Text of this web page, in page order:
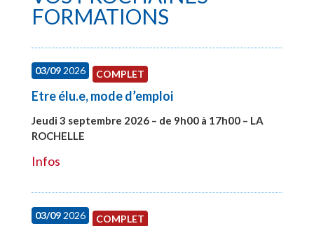
FORMATIONS
03/092026 COMPLET
Etre élu.e, mode d’emploi
Jeudi 3 septembre 2026 – de 9h00 à 17h00 – LA
ROCHELLE
Infos
03/092026 COMPLET